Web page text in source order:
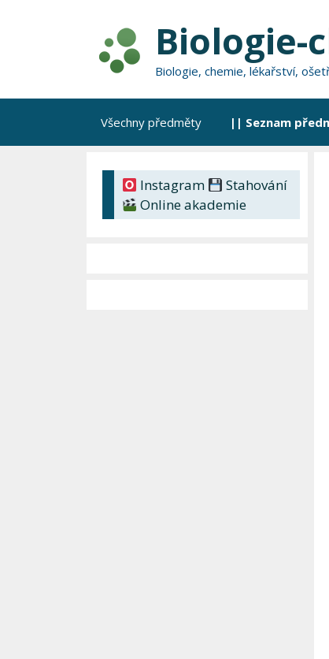
Biologie-
Biologie, chemie, lékařství,
Všechny předměty || Seznam
Instagram
Stahování
Online akademie